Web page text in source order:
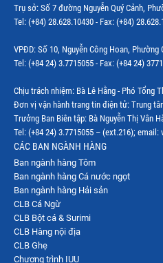
Trụ sở: Số 7 đường Nguyễn Quý Cảnh,
Tel: (+84) 28.628.10430 - Fax: (+84)
VPĐD: Số 10, Nguyễn Công Hoan, Phường
Tel: (+84 24) 3.7715055 - Fax: (+84 24)
Chịu trách nhiệm: Bà Lê Hằng - Phó Tổng
Đơn vị vận hành trang tin điện tử: Trung
Trưởng Ban Biên tập: Bà Nguyễn Thị Vân
Tel: (+84 24) 3.7715055 – (ext.216); email:
CÁC BAN NGÀNH HÀNG
Ban ngành hàng Tôm
Ban ngành hàng Cá nước ngọt
Ban ngành hàng Hải sản
CLB Cá Ngừ
CLB Bột cá & Surimi
CLB Hàng nội địa
CLB Ghẹ
Chương trình IUU